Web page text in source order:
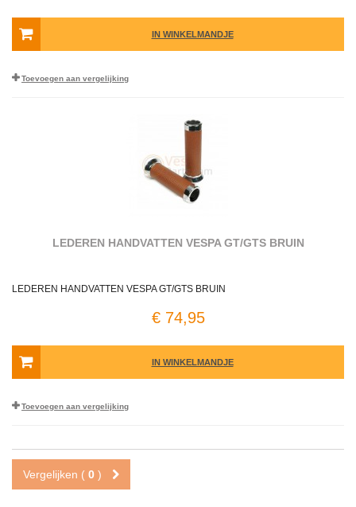
IN WINKELMANDJE
Toevoegen aan vergelijking
LEDEREN HANDVATTEN VESPA GT/GTS BRUIN
LEDEREN HANDVATTEN VESPA GT/GTS BRUIN
€ 74,95
IN WINKELMANDJE
Toevoegen aan vergelijking
Vergelijken ( 0 )